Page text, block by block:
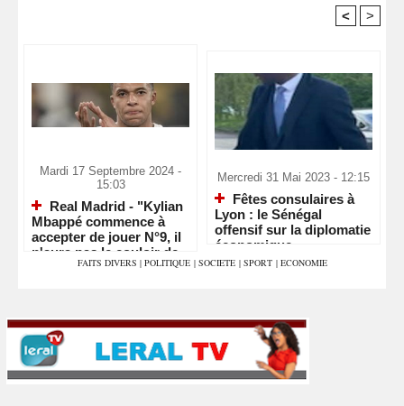
< >
Mardi 17 Septembre 2024 -
15:03
Real Madrid - "Kylian
Mbappé commence à
accepter de jouer N°9, il
n'aura pas le couloir de
Vinicius"
Mercredi 31 Mai 2023 - 12:15
Fêtes consulaires à
Lyon : le Sénégal
offensif sur la diplomatie
économique
FAITS DIVERS | POLITIQUE | SOCIETE | SPORT | ECONOMIE